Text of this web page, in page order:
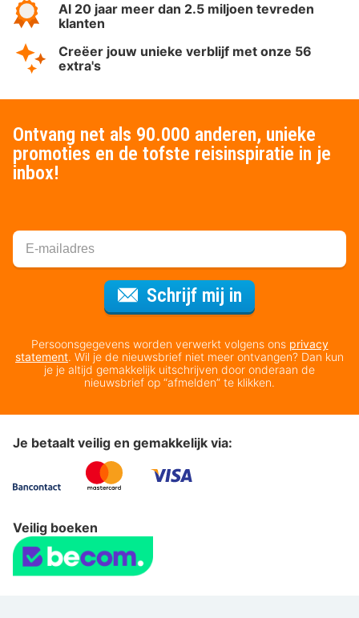
Al 20 jaar meer dan 2.5 miljoen tevreden
klanten
Creëer jouw unieke verblijf met onze 56
extra's
Ontvang net als 90.000 anderen, unieke
promoties en de tofste reisinspiratie in je
inbox!
Schrijf mij in
Persoonsgegevens worden verwerkt volgens ons privacy
statement. Wil je de nieuwsbrief niet meer ontvangen? Dan kun
je je altijd gemakkelijk uitschrijven door onderaan de
nieuwsbrief op “afmelden” te klikken.
Je betaalt veilig en gemakkelijk via:
Veilig boeken